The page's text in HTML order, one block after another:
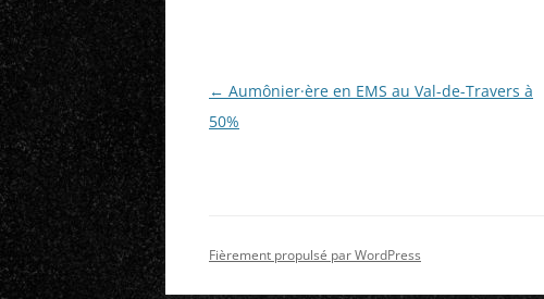
Navigation
des
← Aumônier·ère en EMS au Val-de-Travers à
50%
Fièrement propulsé par WordPress